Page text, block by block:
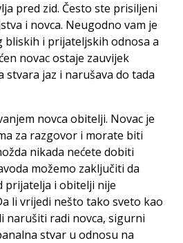
pred zid. Često ste prisiljeni
i novca. Neugodno vam je
bliskih i prijateljskih odnosa a
novac ostaje zauvijek
stvara jaz i narušava do tada
novca obitelji. Novac je
za razgovor i morate biti
nikada nećete dobiti
možemo zaključiti da
prijatelja i obitelji nije
li vrijedi nešto tako sveto kao
narušiti radi novca, sigurni
stvar u odnosu na